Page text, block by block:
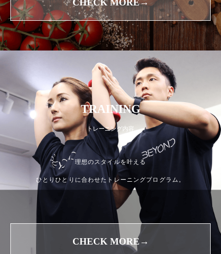
CHECK MORE→
TRAINING
トレーニング内容
理想のスタイルを叶える
ひとりひとりに合わせたトレーニングプログラム。
CHECK MORE→